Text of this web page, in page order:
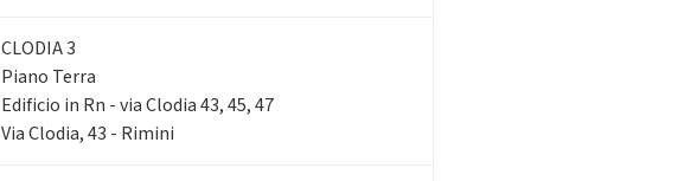
CLODIA 3
Piano Terra
Edificio in Rn - via Clodia 43, 45, 47
Via Clodia, 43 - Rimini